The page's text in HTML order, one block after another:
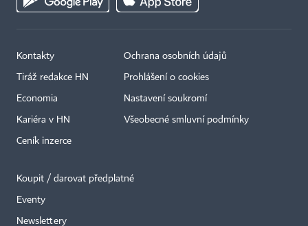
Kontakty
Tiráž redakce HN
Economia
Kariéra v HN
Ceník inzerce
Ochrana osobních údajů
Prohlášení o cookies
Nastavení soukromí
Všeobecné smluvní podmínky
Koupit / darovat předplatné
Eventy
Newslettery